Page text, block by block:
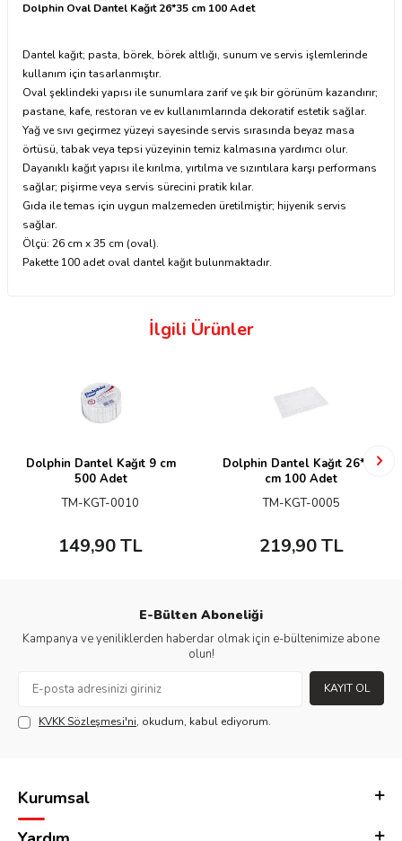
Dolphin Oval Dantel Kağıt 26*35 cm 100 Adet
Dantel kağıt; pasta, börek, börek altlığı, sunum ve servis işlemlerinde
kullanım için tasarlanmıştır.
Oval şeklindeki yapısı ile sunumlara zarif ve şık bir görünüm kazandırır;
pastane, kafe, restoran ve ev kullanımlarında dekoratif estetik sağlar.
Yağ ve sıvı geçirmez yüzeyi sayesinde servis sırasında beyaz masa
örtüsü, tabak veya tepsi yüzeyinin temiz kalmasına yardımcı olur.
Dayanıklı kağıt yapısı ile kırılma, yırtılma ve sızıntılara karşı performans
sağlar; pişirme veya servis sürecini pratik kılar.
Gıda ile temas için uygun malzemeden üretilmiştir; hijyenik servis
sağlar.
Ölçü: 26 cm x 35 cm (oval).
Pakette 100 adet oval dantel kağıt bulunmaktadır.
İlgili Ürünler
Dolphin Dantel Kağıt 9 cm
500 Adet
TM-KGT-0010
149,90TL
Dolphin Dantel Kağıt 26*37
cm 100 Adet
TM-KGT-0005
219,90TL
E-Bülten Aboneliği
Kampanya ve yeniliklerden haberdar olmak için e-bültenimize abone
olun!
KAYIT OL
KVKK Sözleşmesi'ni, okudum, kabul ediyorum.
Kurumsal